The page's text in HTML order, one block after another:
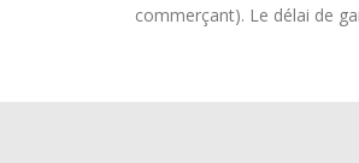
commerçant). Le délai de